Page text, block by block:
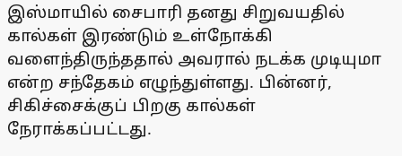
இஸ்மாயில் சைபாரி தனது சிறுவயதில்
கால்கள் இரண்டும் உள்நோக்கி
வளைந்திருந்ததால் அவரால் நடக்க முடியுமா
என்ற சந்தேகம் எழுந்துள்ளது. பின்னர்,
சிகிச்சைக்குப் பிறகு கால்கள்
நேராக்கப்பட்டது.